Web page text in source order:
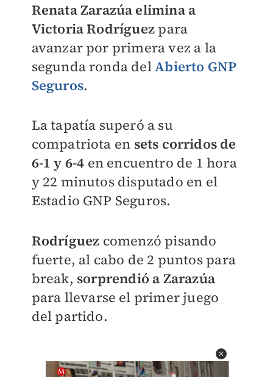
Renata Zarazúa elimina a
Victoria Rodríguez para
avanzar por primera vez a la
segunda ronda delAbierto GNP
Seguros.
La tapatía superó a su
compatriota en sets corridos de
6-1 y 6-4 en encuentro de 1 hora
y 22 minutos disputado en el
Estadio GNP Seguros.
Rodríguez comenzó pisando
fuerte, al cabo de 2 puntos para
break, sorprendió a Zarazúa
para llevarse el primer juego
del partido.